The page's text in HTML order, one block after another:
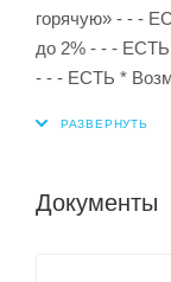
горячую» - - -
до 2% - - - ЕСТЬ
- - - ЕСТЬ *
Документы